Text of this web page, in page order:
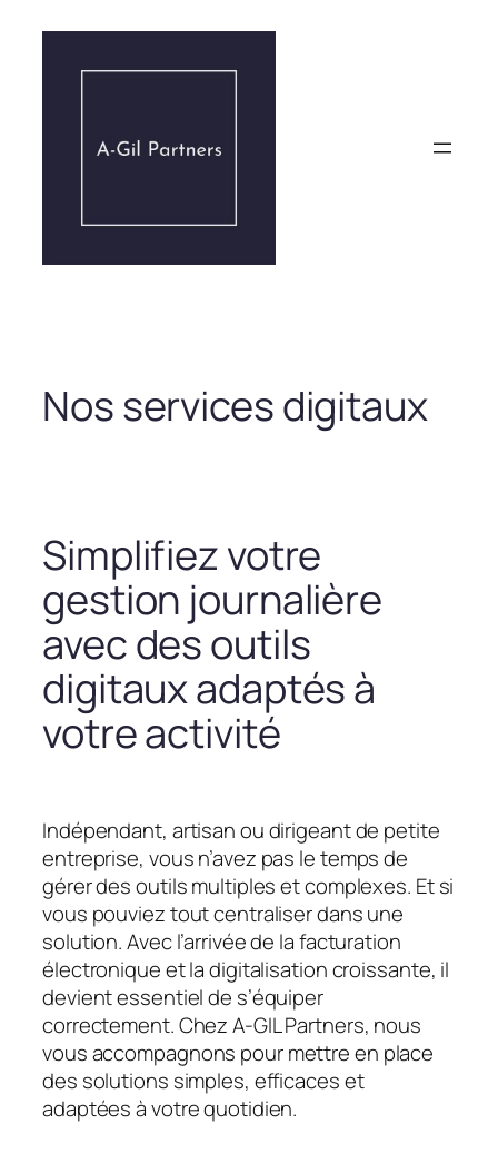
contenu
Nos services digitaux
Simplifiez votre
gestion journalière
avec des outils
digitaux adaptés à
votre activité
Indépendant, artisan ou dirigeant de petite
entreprise, vous n’avez pas le temps de
gérer des outils multiples et complexes. Et si
vous pouviez tout centraliser dans une
solution. Avec l’arrivée de la facturation
électronique et la digitalisation croissante, il
devient essentiel de s’équiper
correctement. Chez A-GIL Partners, nous
vous accompagnons pour mettre en place
des solutions simples, efficaces et
adaptées à votre quotidien.